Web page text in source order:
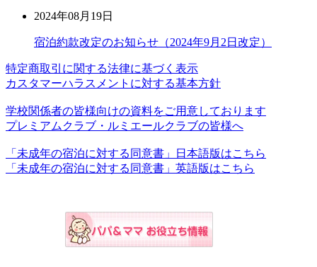
2024年08月19日
宿泊約款改定のお知らせ（2024年9月2日改定）
特定商取引に関する法律に基づく表示
カスタマーハラスメントに対する基本方針
学校関係者の皆様向けの資料をご用意しております
プレミアムクラブ・ルミエールクラブの皆様へ
「未成年の宿泊に対する同意書」日本語版はこちら
「未成年の宿泊に対する同意書」英語版はこちら